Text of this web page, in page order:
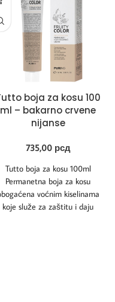
boja za kosu 100
ml – bakarno crvene
nijanse
735,00 рсд
Tutto boja za kosu 100ml
Permanetna boja za kosu
voćnim kiselinama
koje služe za zaštitu i daju